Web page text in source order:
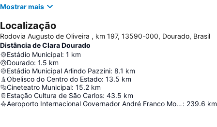
Mostrar mais
Localização
Rodovia Augusto de Oliveira , km 197, 13590-000, Dourado, Brasil
Distância de Clara Dourado
Estádio Municipal: 1 km
Dourado: 1.5 km
Estádio Municipal Arlindo Pazzini: 8.1 km
Obelisco do Centro do Estado: 13.5 km
Cineteatro Municipal: 15.2 km
Estação Cultura de São Carlos: 43.5 km
Aeroporto Internacional Governador André Franco Montoro: 239.6 km